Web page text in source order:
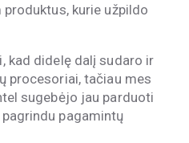
kurie užpildo
kad didelę dalį sudaro ir
procesoriai, tačiau mes
sugebėjo jau parduoti
pagamintų